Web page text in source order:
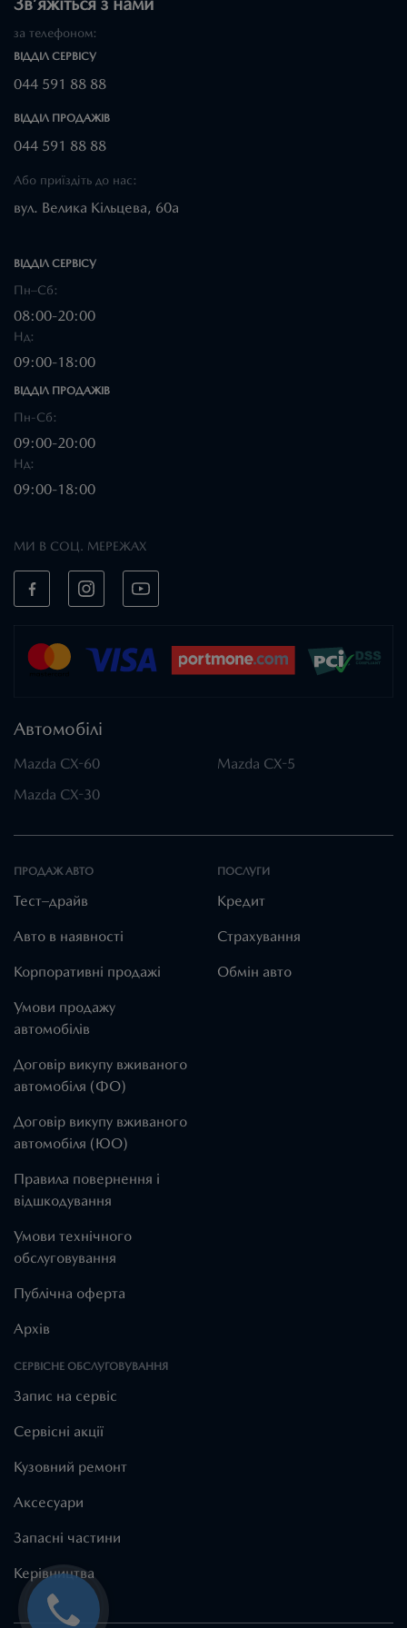
за телефоном:
ВІДДІЛ CЕРВІСУ
044 591 88 88
ВІДДІЛ ПРОДАЖІВ
044 591 88 88
Або приїздіть до нас:
вул. Велика Кільцева, 60а
ВІДДІЛ CЕРВІСУ
Пн–Сб:
08:00-20:00
Нд:
09:00-18:00
ВІДДІЛ ПРОДАЖІВ
Пн-Сб:
09:00-20:00
Нд:
09:00-18:00
МИ В СОЦ. МЕРЕЖАХ
Автомобілі
Mazda CX-60
Mazda CX-5
Mazda CX-30
ПРОДАЖ АВТО
Тест–драйв
Авто в наявності
Корпоративні продажі
Умови продажу
автомобілів
Договір викупу вживаного
автомобіля (ФО)
Договір викупу вживаного
автомобіля (ЮО)
Правила повернення і
відшкодування
Умови технічного
обслуговування
Публічна оферта
Архів
ПОСЛУГИ
Кредит
Страхування
Обмін авто
СЕРВІСНЕ ОБСЛУГОВУВАННЯ
Запис на сервіс
Cервісні акції
Кузовний ремонт
Аксесуари
Запасні частини
Керівництва